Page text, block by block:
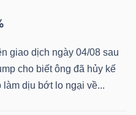
giao dịch ngày 04/08 sau
cho biết ông đã hủy kế
làm dịu bớt lo ngại về...